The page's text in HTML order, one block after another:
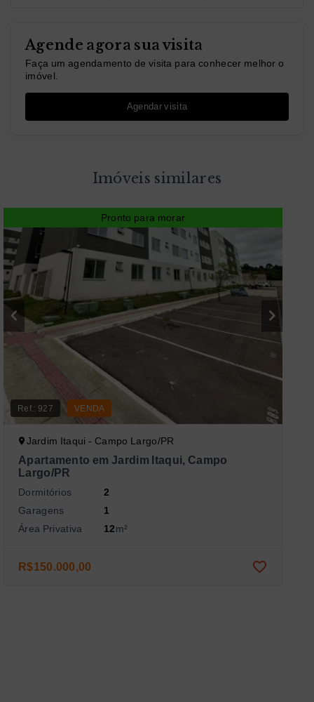
Agende agora sua visita
Faça um agendamento de visita para conhecer melhor o
imóvel.
Agendar visita
Imóveis similares
Pronto para morar
Ref.: 927 VENDA
Jardim Itaqui - Campo Largo/PR
Apartamento em Jardim Itaqui, Campo
Largo/PR
Dormitórios
2
Garagens
1
Área Privativa
12m²
R$150.000,00